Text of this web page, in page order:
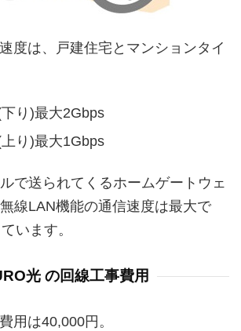
度は、戸建住宅とマンションタイ
り)最大2Gbps
り)最大1Gbps
で送られてくるホームゲートウェ
線LAN機能の通信速度は最大で
います。
光 の回線工事費用
用は40,000円。